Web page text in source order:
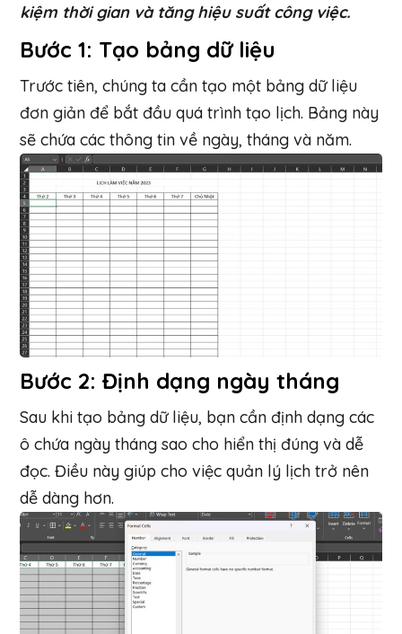
kiệm thời gian và tăng hiệu suất công việc.
Bước 1: Tạo bảng dữ liệu
Trước tiên, chúng ta cần tạo một bảng dữ liệu
đơn giản để bắt đầu quá trình tạo lịch. Bảng này
sẽ chứa các thông tin về ngày, tháng và năm.
Bước 2: Định dạng ngày tháng
Sau khi tạo bảng dữ liệu, bạn cần định dạng các
ô chứa ngày tháng sao cho hiển thị đúng và dễ
đọc. Điều này giúp cho việc quản lý lịch trở nên
dễ dàng hơn.